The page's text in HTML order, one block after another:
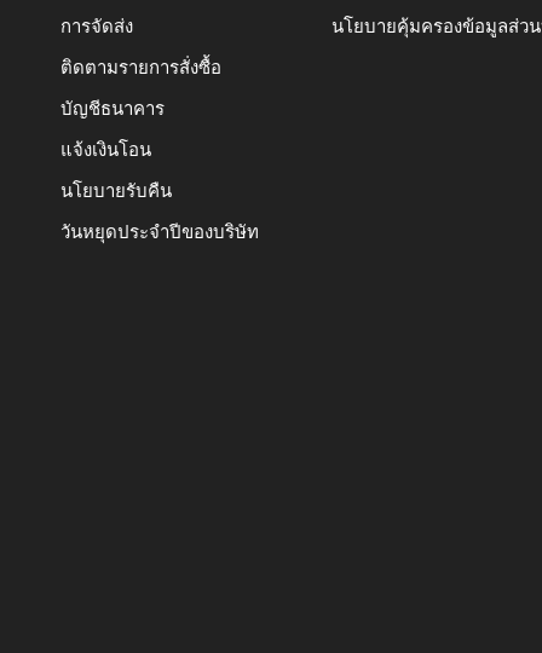
การจัดส่ง
ติดตามรายการสั่งซื้อ
บัญชีธนาคาร
แจ้งเงินโอน
นโยบายรับคืน
วันหยุดประจำปีของบริษัท
นโยบายคุ้มครองข้อมูลส่ว